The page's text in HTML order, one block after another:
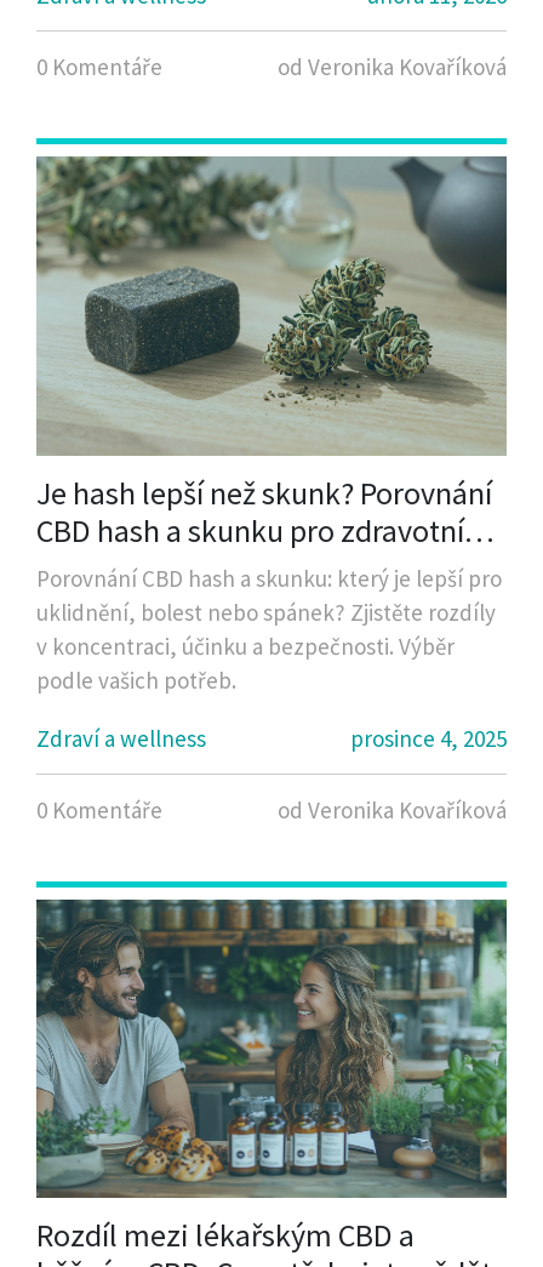
0 Komentáře od Veronika Kovaříková
Je hash lepší než skunk? Porovnání
CBD hash a skunku pro zdravotní
účely
Porovnání CBD hash a skunku: který je lepší pro
uklidnění, bolest nebo spánek? Zjistěte rozdíly
v koncentraci, účinku a bezpečnosti. Výběr
podle vašich potřeb.
Zdraví a wellness
prosince 4, 2025
0 Komentáře od Veronika Kovaříková
Rozdíl mezi lékařským CBD a